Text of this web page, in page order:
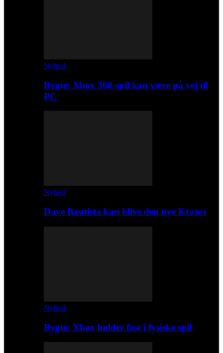
Nyhed
Rygte: Xbox 360-spil kan være på vej til
PC
Nyhed
Dave Bautista kan blive den nye Kratos
Nyhed
Rygte: Xbox holder fast i fysiske spil